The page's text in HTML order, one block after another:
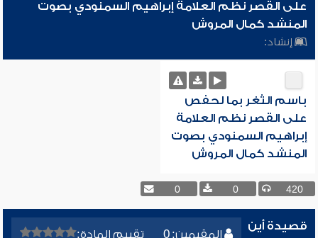
على القصر نظم العلامة إبراهيم السمنودي بصوت
المنشد كمال المروش
إنشاد:
باسم الثغر بما لحفص
على القصر نظم العلامة
إبراهيم السمنودي بصوت
المنشد كمال المروش
420
0
0
المقيمين: 0 تقييم المادة:
قصيدة أين